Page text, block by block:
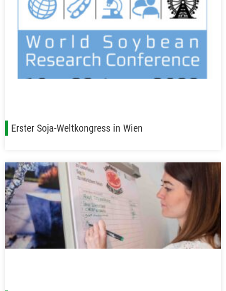
Erster Soja-Weltkongress in Wien